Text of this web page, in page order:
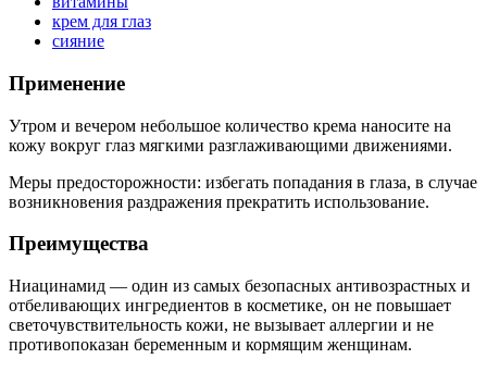
крем для глаз
сияние
Применение
Утром и вечером небольшое количество крема наносите на
кожу вокруг глаз мягкими разглаживающими движениями.
Меры предосторожности: избегать попадания в глаза, в случае
возникновения раздражения прекратить использование.
Преимущества
Ниацинамид — один из самых безопасных антивозрастных и
отбеливающих ингредиентов в косметике, он не повышает
светочувствительность кожи, не вызывает аллергии и не
противопоказан беременным и кормящим женщинам.